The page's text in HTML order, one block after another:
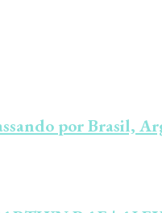
por Brasil,